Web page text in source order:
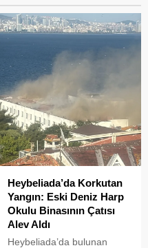
Heybeliada’da Korkutan
Yangın: Eski Deniz Harp
Okulu Binasının Çatısı
Alev Aldı
Heybeliada’da bulunan